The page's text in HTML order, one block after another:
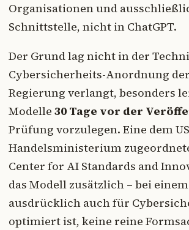
Organisationen und
Schnittstelle, nicht in ChatGPT.
Der Grund lag nicht in der
Cybersicherheits-Anordnung der
Regierung verlangt, besonders
Modelle 30 Tage vor der
Prüfung vorzulegen. Eine dem
Handelsministerium
Center for AI Standards and
das Modell zusätzlich – bei
ausdrücklich auch für
optimiert ist, keine reine